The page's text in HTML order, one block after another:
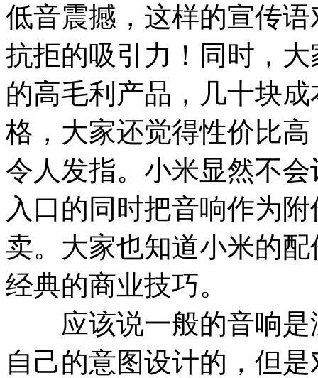
低音震撼，这样的宣传
抗拒的吸引力！同时，
的高毛利产品，几十块
格，大家还觉得性价比
令人发指。小米显然不
入口的同时把音响作为
卖。大家也知道小米的
经典的商业技巧。
应该说一般的音响是
自己的意图设计的，但